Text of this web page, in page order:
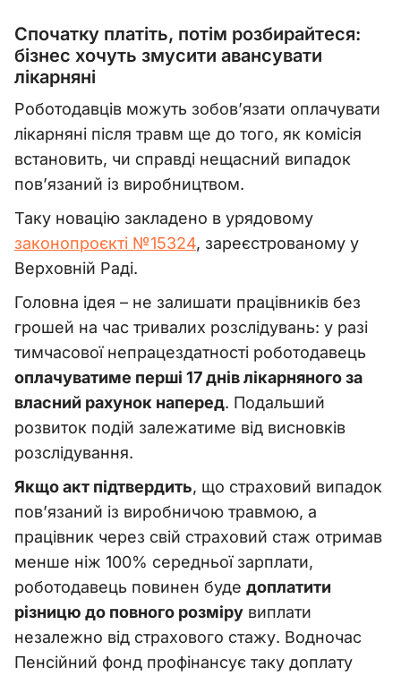
Спочатку платіть, потім розбирайтеся:
бізнес хочуть змусити авансувати
лікарняні
Роботодавців можуть зобов’язати оплачувати
лікарняні після травм ще до того, як комісія
встановить, чи справді нещасний випадок
пов’язаний із виробництвом.
Таку новацію закладено в урядовому
законопроєкті №15324, зареєстрованому у
Верховній Раді.
Головна ідея – не залишати працівників без
грошей на час тривалих розслідувань: у разі
тимчасової непрацездатності роботодавець
оплачуватиме перші 17 днів лікарняного за
власний рахунок наперед. Подальший
розвиток подій залежатиме від висновків
розслідування.
Якщо акт підтвердить, що страховий випадок
пов’язаний із виробничою травмою, а
працівник через свій страховий стаж отримав
менше ніж 100% середньої зарплати,
роботодавець повинен буде доплатити
різницю до повного розміру виплати
незалежно від страхового стажу. Водночас
Пенсійний фонд профінансує таку доплату